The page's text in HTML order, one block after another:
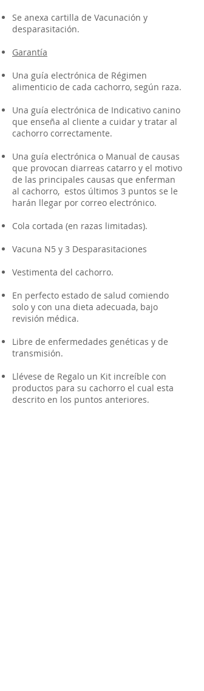
Se anexa cartilla de Vacunación y
desparasitación.
Garantía
Una guía electrónica de Régimen
alimenticio de cada cachorro, según raza.
Una guía electrónica de Indicativo canino
que enseña al cliente a cuidar y tratar al
cachorro correctamente.
Una guía electrónica o Manual de causas
que provocan diarreas catarro y el motivo
de las principales causas que enferman
al cachorro, estos últimos 3 puntos se le
harán llegar por correo electrónico.
Cola cortada (en razas limitadas).
Vacuna N5 y 3 Desparasitaciones
Vestimenta del cachorro.
En perfecto estado de salud comiendo
solo y con una dieta adecuada, bajo
revisión médica.
Libre de enfermedades genéticas y de
transmisión.
Llévese de Regalo un Kit increíble con
productos para su cachorro el cual esta
descrito en los puntos anteriores.